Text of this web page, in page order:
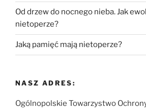
Od drzew do nocnego nieba. Jak
nietoperze?
Jaką pamięć mają nietoperze?
NASZ ADRES:
Ogólnopolskie Towarzystwo